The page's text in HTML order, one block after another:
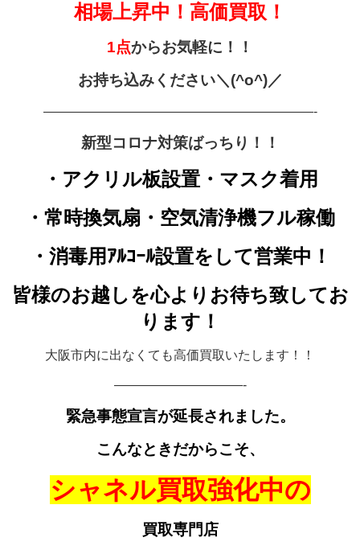
相場上昇中！高価買取！
1点からお気軽に！！
お持ち込みください＼(^o^)／
—————————————————————-
新型コロナ対策ばっちり！！
・アクリル板設置・マスク着用
・常時換気扇・空気清浄機フル稼働
・ 消毒用ｱﾙｺｰﾙ設置をして営業中！
皆様のお越しを心よりお待ち致してお
ります！
大阪市内に出なくても高価買取いたします！！
——————————-
緊急事態宣言が延長されました。
こんなときだからこそ、
シャネル買取強化中の
買取専門店